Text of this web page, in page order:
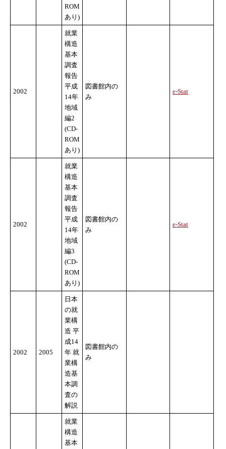
ROM
あり)
2002
就業
構造
基本
調査
報告
平成
14年
地域
編2
(CD-
ROM
あり)
図書館内の
み
e-Stat
2002
就業
構造
基本
調査
報告
平成
14年
地域
編3
(CD-
ROM
あり)
図書館内の
み
e-Stat
2002 2005
日本
の就
業構
造 平
成14
年 就
業構
造基
本調
査の
解説
図書館内の
み
就業
構造
基本